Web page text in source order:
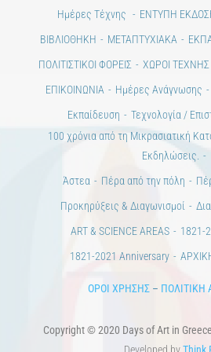
Ημέρες Τέχνης ΕΝΤΥΠΗ
ΒΙΒΛΙΟΘΗΚΗ
ΜΕΤΑΠΤΥΧΙΑΚΑ
ΠΟΛΙΤΙΣΤΙΚΟΙ ΦΟΡΕΙΣ
ΧΩΡΟΙ ΤΕΧΝΗΣ
ΕΠΙΚΟΙΝΩΝΙΑ
Ημέρες Ανάγνωσης
Εκπαίδευση
Τεχνολογία /
100 χρόνια από τη Μικρασιατική
Εκδηλώσεις.
Άστεα
Πέρα από την πόλη
Προκηρύξεις & Διαγωνισμοί
ART & SCIENCE AREAS
1821-
1821-2021 Anniversary
ΟΡΟΙ ΧΡΗΣΗΣ–
Copyright © 2020 Days of Art in